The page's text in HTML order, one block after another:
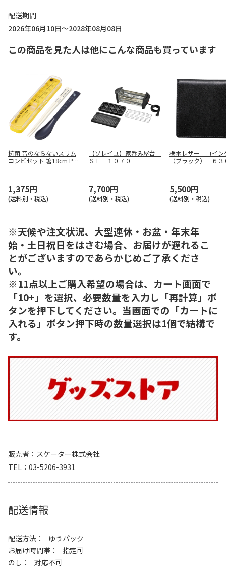
配送期間
2026年06月10日～2028年08月08日
この商品を見た人は他にこんな商品も買っています
抗菌 音のならないスリム
コンビセット 箸18cm PEA
1,375円
(送料別・税込)
【ソレイユ】家呑み屋台
ＳＬ－１０７０
7,700円
(送料別・税込)
栃木レザー コイン
（ブラック） ６３
5,500円
(送料別・税込)
※天候や注文状況、大型連休・お盆・年末年
始・土日祝日をはさむ場合、お届けが遅れるこ
とがございますのであらかじめご了承くださ
い。
※11点以上ご購入希望の場合は、カート画面で
「10+」を選択、必要数量を入力し「再計算」ボ
タンを押下してください。当画面での「カートに
入れる」ボタン押下時の数量選択は1個で結構で
す。
販売者
スケーター株式会社
TEL
03-5206-3931
配送情報
配送方法
ゆうパック
お届け時間帯
指定可
のし
対応不可